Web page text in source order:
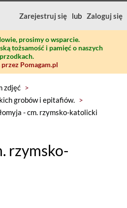
Zarejestruj się lub Zaloguj się
prosimy o wsparcie.
tożsamość i pamięć o naszych
przodkach.
Pomagam.pl
zdjęć >
grobów i epitafiów. >
- cm. rzymsko-katolicki
rzymsko-